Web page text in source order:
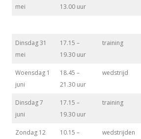
mei
13.00 uur
Dinsdag 31
mei
17.15 –
19.30 uur
training
Woensdag 1
juni
18.45 –
21.30 uur
wedstrijd
Dinsdag 7
juni
17.15 –
19.30 uur
training
Zondag 12
10.15 –
wedstrijden